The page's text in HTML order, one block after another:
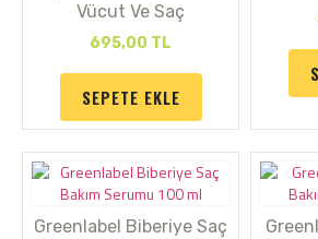
Vücut Ve Saç
695,00 TL
SEPETE EKLE
Greenlabel Biberiye Saç